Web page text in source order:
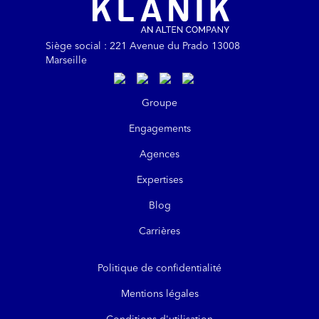
Siège social : 221 Avenue du Prado 13008
Marseille
https://www.linkedin.com/company/
https://www.instagram.com/
https://www.youtube.com/
https://www.tiktok.com/
Groupe
Engagements
Agences
Expertises
Blog
Carrières
Politique de confidentialité
Mentions légales